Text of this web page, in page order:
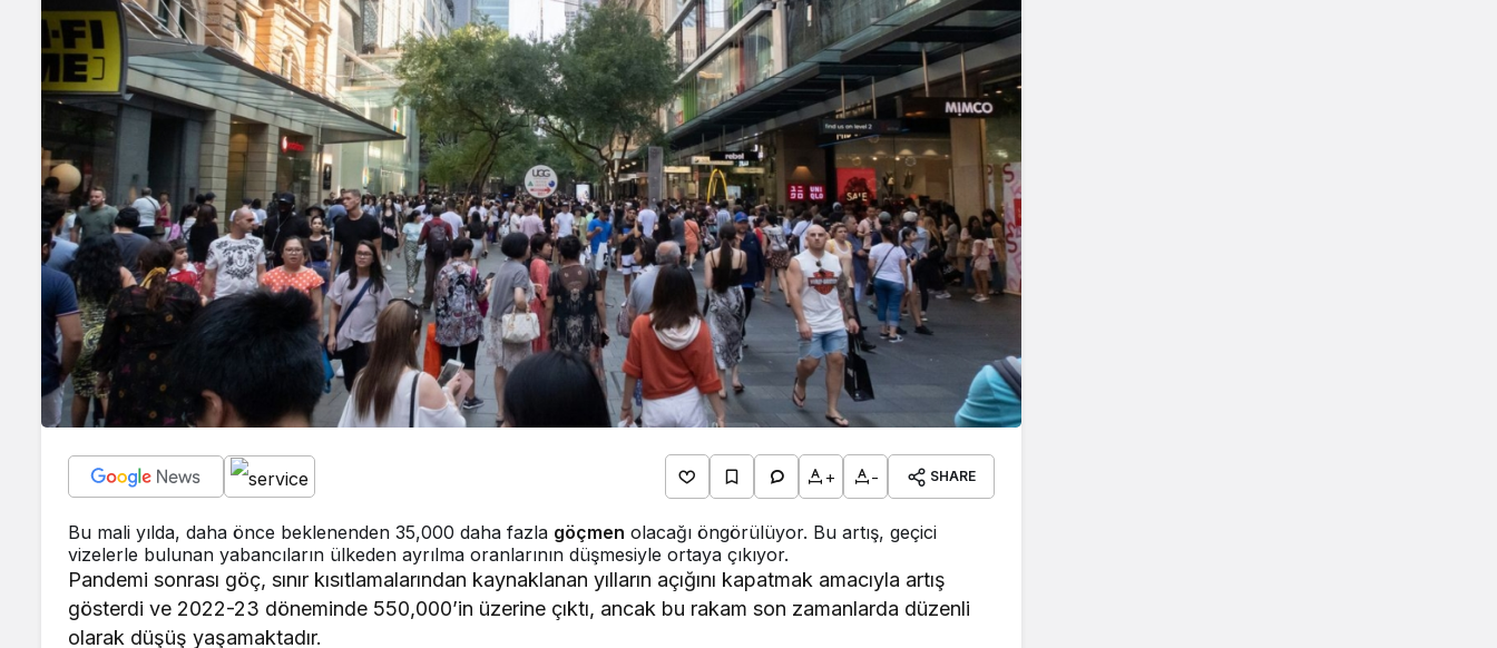
+ - SHARE
Bu mali yılda, daha önce beklenenden 35,000 daha fazla göçmen olacağı öngörülüyor. Bu artış, geçici
vizelerle bulunan yabancıların ülkeden ayrılma oranlarının düşmesiyle ortaya çıkıyor.
Pandemi sonrası göç, sınır kısıtlamalarından kaynaklanan yılların açığını kapatmak amacıyla artış
gösterdi ve 2022-23 döneminde 550,000’in üzerine çıktı, ancak bu rakam son zamanlarda düzenli
olarak düşüş yaşamaktadır.